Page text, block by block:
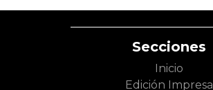
Secciones
Inicio
Edición Impresa